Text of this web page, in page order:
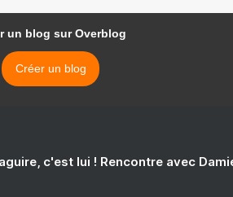
un blog sur Overblog
Créer un blog
c'est lui ! Rencontre avec